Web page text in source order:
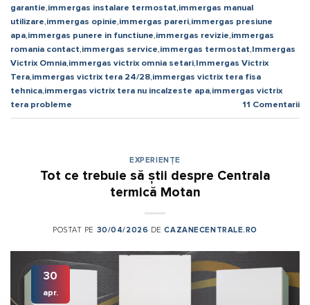
garantie,immergas instalare termostat,immergas manual
utilizare,immergas opinie,immergas pareri,immergas presiune
apa,immergas punere in functiune,immergas revizie,immergas
romania contact,immergas service,immergas termostat, Immergas
Victrix Omnia,immergas victrix omnia setari, Immergas Victrix
Tera,immergas victrix tera 24/28,immergas victrix tera fisa
tehnica,immergas victrix tera nu incalzeste apa,immergas victrix
tera probleme
11 Comentarii
EXPERIENȚE
Tot ce trebuie să știi despre Centrala
termică Motan
POSTAT PE 30/04/2026 DECAZANECENTRALE.RO
30
apr.